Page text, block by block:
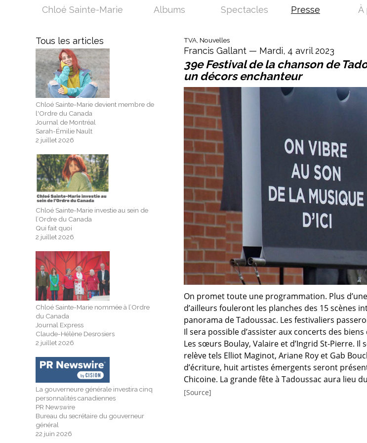
Tous les articles
Chloé Sainte-Marie devient membre de
l'Ordre du Canada
Journal de Montréal
Sarah-Émilie Nault
2 juillet 2026
Chloé Sainte-Marie investie au sein de
l’Ordre du Canada
Qui fait quoi
2 juillet 2026
Chloé Sainte-Marie nommée à l’Ordre
du Canada
Journal Express
Claude-Hélène Desrosiers
2 juillet 2026
La gouverneure générale investira cinq
personnalités canadiennes
PR Newswire
Bureau du secrétaire du gouverneur
général
22 juin 2026
TVA, Nouvelles
Francis Gallant — Mardi, 4 avril 2023
39e Festival de la chanson de
un décors enchanteur
On promet toute une programmation. Plus
d’ailleurs fouleront les planches des 15 scènes
panorama de Tadoussac. Les festivaliers
Il sera possible d’assister aux concerts des
Les sœurs Boulay, Valaire et d’Ingrid St-Pierre.
relève tels Elliot Maginot, Ariane Roy et Gab
d’écriture, huit artistes émergents seront
Chicoine. La grande fête à Tadoussac aura lieu
[Source]
Chloé Sainte-Marie Albums Spectacles Presse À